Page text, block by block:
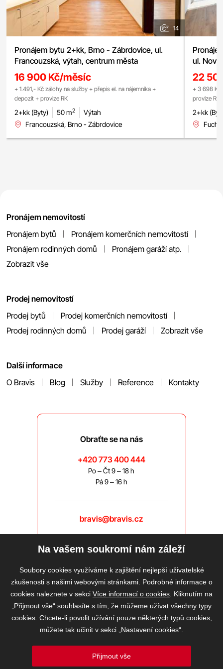
14
Pronájem bytu 2+kk, Brno - Zábrdovice, ul.
Francouzská, výtah, centrum města
16 900 Kč/měsíc
+ 1.491,- Kč zálohy na služby + přepis el. na nájemníka +
depozit + provize RK
2+kk (Byty) 50 m2
Výtah
Francouzská, Brno - Zábrdovice
ul.
chytrá
lodžie,
22
+ 3 698 Kč
provize RK
2+kk
Pronájem nemovitostí
Pronájem bytů
Pronájem komerčních nemovitostí
Pronájem rodinných domů
Pronájem garáží atp.
Zobrazit vše
Prodej nemovitostí
Prodej bytů
Prodej komerčních nemovitostí
Prodej rodinných domů
Prodej garáží Zobrazit vše
Další informace
O Bravis
Blog Služby Reference Kontakty
Obraťte se na nás
+420 773 400 444
Po – Čt 9 – 18 h
Pá 9 – 16 h
bravis@bravis.cz
Na vašem soukromí nám záleží
Soubory cookies využíváme k zajištění nejlepší uživatelské
zkušenosti s našimi webovými stránkami. Podrobné informace o
cookies naleznete v sekci Více informací o cookies . Kliknutím na
„Přijmout vše“ souhlasíte s tím, že můžeme užívat všechny typy
cookies. Chcete-li povolit užívání pouze některých typů cookies,
můžete tak učinit v sekci „Nastavení cookies“.
Přijmout vše